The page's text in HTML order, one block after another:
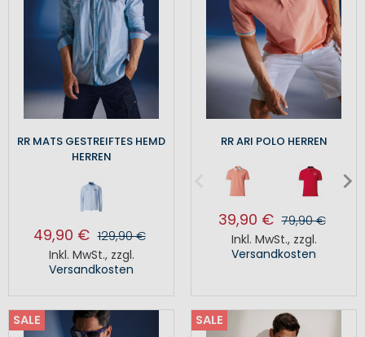
RR MATS GESTREIFTES HEMD
HERREN
49,90 € 129,90 €
Inkl. MwSt., zzgl.
Versandkosten
RR ARI POLO HERREN
39,90 € 79,90 €
Inkl. MwSt., zzgl.
Versandkosten
SALE SALE